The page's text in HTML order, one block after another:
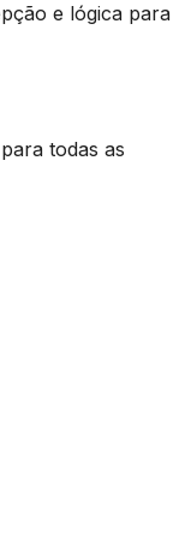
e lógica para
todas as